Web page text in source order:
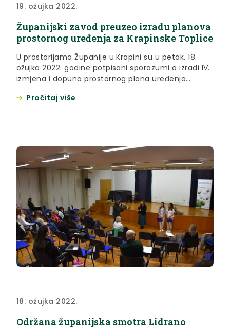
19. ožujka 2022.
Županijski zavod preuzeo izradu planova
prostornog uređenja za Krapinske Toplice
U prostorijama Županije u Krapini su u petak, 18.
ožujka 2022. godine potpisani sporazumi o izradi IV.
izmjena i dopuna prostornog plana uređenja
urbanističkog plana uređenja naselja Krapinske
Pročitaj više
18. ožujka 2022.
Održana županijska smotra Lidrano